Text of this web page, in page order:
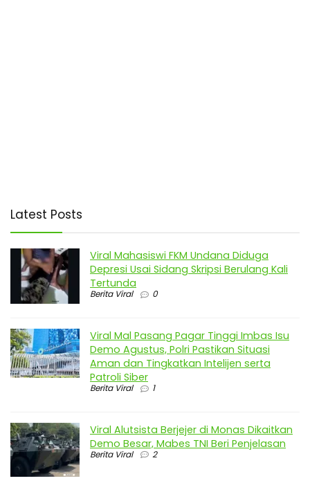
Latest Posts
Viral Mahasiswi FKM Undana Diduga
Depresi Usai Sidang Skripsi Berulang Kali
Tertunda
Berita Viral 0
Viral Mal Pasang Pagar Tinggi Imbas Isu
Demo Agustus, Polri Pastikan Situasi
Aman dan Tingkatkan Intelijen serta
Patroli Siber
Berita Viral 1
Viral Alutsista Berjejer di Monas Dikaitkan
Demo Besar, Mabes TNI Beri Penjelasan
Berita Viral 2